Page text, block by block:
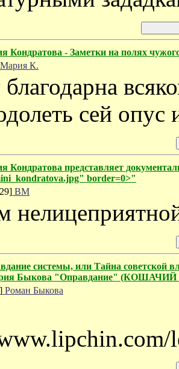
Кондратова - Заметки на полях
Мария К.
сей опус
Кондратова представляет
border=0>"
ВМ
системы, или Тайна советской
Быкова "Оправдание"
Роман Быкова